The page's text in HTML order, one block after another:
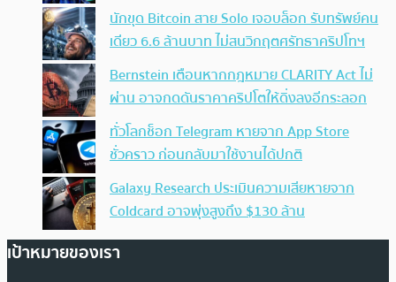
นักขุด Bitcoin สาย Solo เจอบล็อก รับทรัพย์คน
เดียว 6.6 ล้านบาท ไม่สนวิกฤตศรัทธาคริปโทฯ
Bernstein เตือนหากกฎหมาย CLARITY Act ไม่
ผ่าน อาจกดดันราคาคริปโตให้ดิ่งลงอีกระลอก
ทั่วโลกช็อก Telegram หายจาก App Store
ชั่วคราว ก่อนกลับมาใช้งานได้ปกติ
Galaxy Research ประเมินความเสียหายจาก
Coldcard อาจพุ่งสูงถึง $130 ล้าน
เป้าหมายของเรา